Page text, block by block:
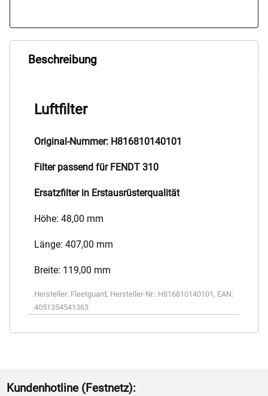
Beschreibung
Luftfilter
Original-Nummer: H816810140101
Filter passend für FENDT 310
Ersatzfilter in Erstausrüsterqualität
Höhe: 48,00 mm
Länge: 407,00 mm
Breite: 119,00 mm
Hersteller: Fleetguard , Hersteller-Nr.: H816810140101 , EAN:
4051354541363
Kundenhotline (Festnetz):